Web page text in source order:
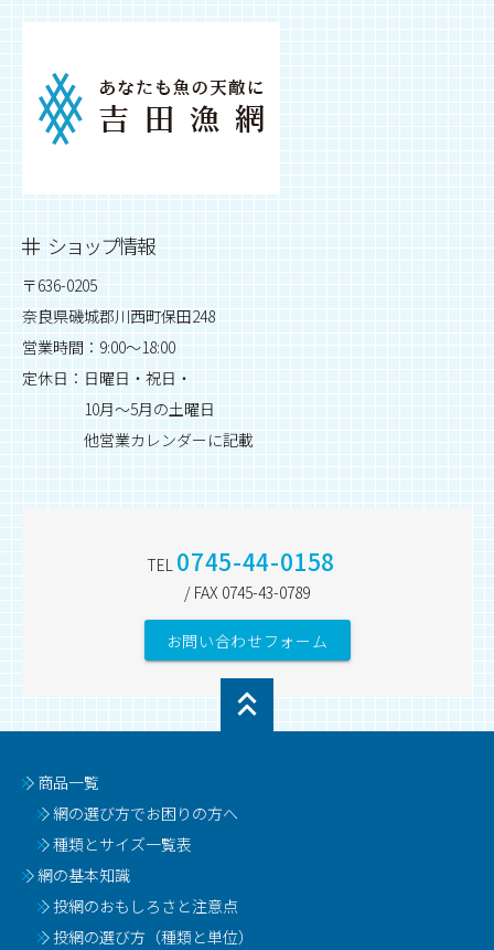
ショップ情報
〒636-0205
奈良県磯城郡川西町保田248
営業時間：9:00～18:00
定休日：日曜日・祝日・
10月～5月の土曜日
他営業カレンダーに記載
TEL 0745-44-0158
/ FAX 0745-43-0789
お問い合わせフォーム
商品一覧
網の選び方でお困りの方へ
種類とサイズ一覧表
網の基本知識
投網のおもしろさと注意点
投網の選び方（種類と単位）